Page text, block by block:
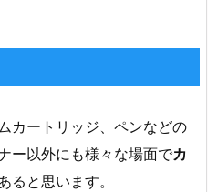
カートリッジ、ペンなどの
ー以外にも様々な場面でカ
ると思います。